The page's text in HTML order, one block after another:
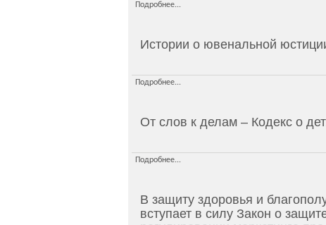
Подробнее...
Истории о ювенальной
Подробнее...
От слов к делам – Кодекс о
Подробнее...
В защиту здоровья и
вступает в силу Закон о